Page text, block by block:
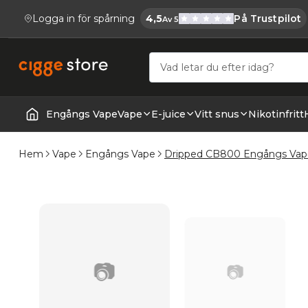
Logga in för spårning
Cigge.se Har
4,5Av 5 På Trustpilot
Köp E-cigg, E-juice, Snus & Vape
Startsida | Vapes
Engångs VapeVape E-juice Vitt snus Nikotinfritt
Hem Vape Engångs Vape Dripped CB800 Engångs
📷 📷